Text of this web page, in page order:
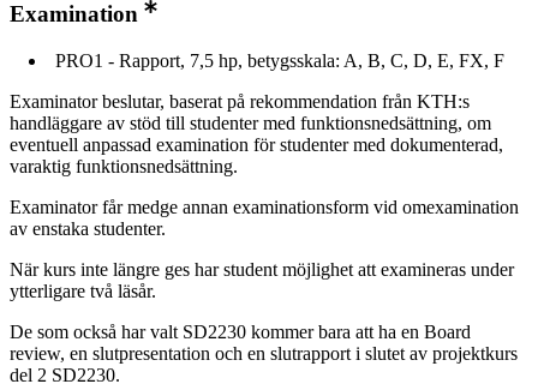
Examination
PRO1 - Rapport, 7,5 hp, betygsskala: A, B, C, D, E, FX, F
Examinator beslutar, baserat på rekommendation från KTH:s
handläggare av stöd till studenter med funktionsnedsättning, om
eventuell anpassad examination för studenter med dokumenterad,
varaktig funktionsnedsättning.
Examinator får medge annan examinationsform vid omexamination
av enstaka studenter.
När kurs inte längre ges har student möjlighet att examineras under
ytterligare två läsår.
De som också har valt SD2230 kommer bara att ha en Board
review, en slutpresentation och en slutrapport i slutet av projektkurs
del 2 SD2230.